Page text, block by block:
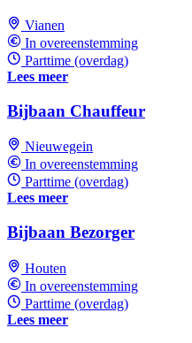
Vianen
In overeenstemming
Parttime (overdag)
Lees meer
Bijbaan Chauffeur
Nieuwegein
In overeenstemming
Parttime (overdag)
Lees meer
Bijbaan Bezorger
Houten
In overeenstemming
Parttime (overdag)
Lees meer